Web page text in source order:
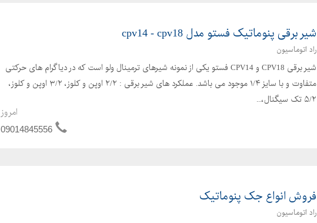
شیر برقی پنوماتیک فستو مدل cpv14 - cpv18
راد اتوماسیون
شیر برقی CPV18 و CPV14 فستو یکی از نمونه شیرهای ترمینال ولو است که در دیاگرام های حرکتی
متفاوت و با سایز ۱/۴ موجود می باشد. عملکرد های شیر برقی : ۲/۲ اوپن و کلوز، ۳/۲ اوپن و کلوز،
۵/۲ تک سیگنال،...
امروز
09014845556
فروش انواع جک پنوماتیک
راد اتوماسیون